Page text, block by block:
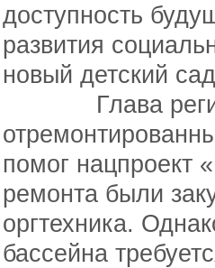
доступность
развития
новый детский
Глава
помог нацпроект
ремонта были
оргтехника.
бассейна